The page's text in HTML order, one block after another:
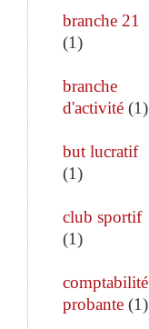
branche 21
(1)
branche
d'activité (1)
but lucratif
(1)
club sportif
(1)
comptabilité
probante (1)